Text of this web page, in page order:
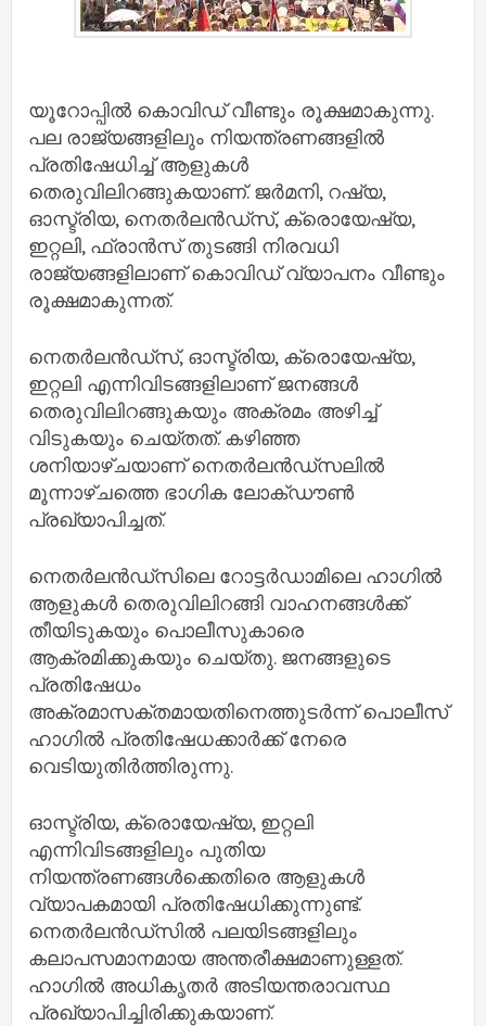
യൂറോപ്പില്‍ കൊവിഡ് വീണ്ടും രൂക്ഷമാകുന്നു.
പല രാജ്യങ്ങളിലും നിയന്ത്രണങ്ങളില്‍
പ്രതിഷേധിച്ച് ആളുകള്‍
തെരുവിലിറങ്ങുകയാണ്. ജര്‍മനി, റഷ്യ,
ഓസ്ട്രിയ, നെതര്‍ലന്‍ഡ്സ്, ക്രൊയേഷ്യ,
ഇറ്റലി, ഫ്രാന്‍സ് തുടങ്ങി നിരവധി
രാജ്യങ്ങളിലാണ് കൊവിഡ് വ്യാപനം വീണ്ടും
രൂക്ഷമാകുന്നത്.
നെതര്‍ലന്‍ഡ്സ്, ഓസ്ട്രിയ, ക്രൊയേഷ്യ,
ഇറ്റലി എന്നിവിടങ്ങളിലാണ് ജനങ്ങള്‍
തെരുവിലിറങ്ങുകയും അക്രമം അഴിച്ച്
വിടുകയും ചെയ്തത്. കഴിഞ്ഞ
ശനിയാഴ്ചയാണ് നെതര്‍ലന്‍ഡ്സലില്‍
മൂന്നാഴ്ചത്തെ ഭാഗിക ലോക്ഡൗണ്‍
പ്രഖ്യാപിച്ചത്.
നെതര്‍ലന്‍ഡ്സിലെ റോട്ടര്‍ഡാമിലെ ഹാഗില്‍
ആളുകള്‍ തെരുവിലിറങ്ങി വാഹനങ്ങള്‍ക്ക്
തീയിടുകയും പൊലീസുകാരെ
ആക്രമിക്കുകയും ചെയ്തു. ജനങ്ങളുടെ
പ്രതിഷേധം
അക്രമാസക്തമായതിനെത്തുടര്‍ന്ന് പൊലീസ്
ഹാഗില്‍ പ്രതിഷേധക്കാര്‍ക്ക് നേരെ
വെടിയുതിര്‍ത്തിരുന്നു.
ഓസ്ട്രിയ, ക്രൊയേഷ്യ, ഇറ്റലി
എന്നിവിടങ്ങളിലും പുതിയ
നിയന്ത്രണങ്ങള്‍ക്കെതിരെ ആളുകള്‍
വ്യാപകമായി പ്രതിഷേധിക്കുന്നുണ്ട്.
നെതര്‍ലന്‍ഡ്സില്‍ പലയിടങ്ങളിലും
കലാപസമാനമായ അന്തരീക്ഷമാണുള്ളത്.
ഹാഗില്‍ അധികൃതര്‍ അടിയന്തരാവസ്ഥ
പ്രഖ്യാപിച്ചിരിക്കുകയാണ്.